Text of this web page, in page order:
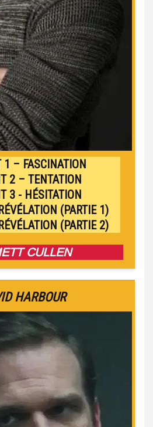
1 – FASCINATION
2 – TENTATION
3 - HÉSITATION
(PARTIE 1)
(PARTIE 2)
CULLEN
HARBOUR